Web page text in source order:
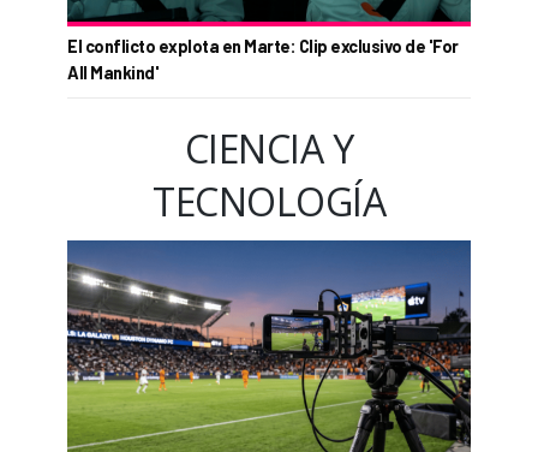
El conflicto explota en Marte: Clip exclusivo de 'For
All Mankind'
CIENCIA Y
TECNOLOGÍA